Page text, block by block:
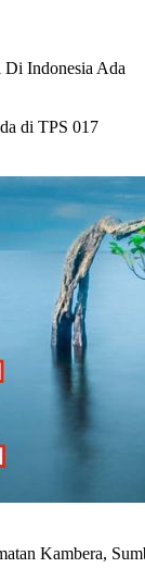
Di Indonesia Ada
di TPS 017
Kambera,